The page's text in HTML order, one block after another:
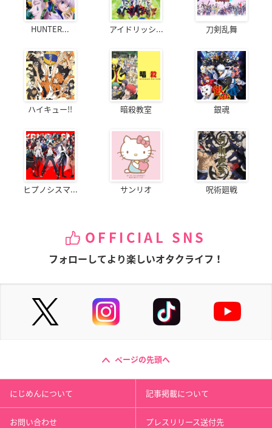
HUNTER... アイドリッシ... 刀剣乱舞
ハイキュー!! 暗殺教室 銀魂
ヒプノシスマ... サンリオ 呪術廻戦
OFFICIAL SNS
フォローしてより楽しいオタクライフ！
ページの先頭へ
にじめんについて 記事掲載について
お問い合わせ プレスリリース送付先